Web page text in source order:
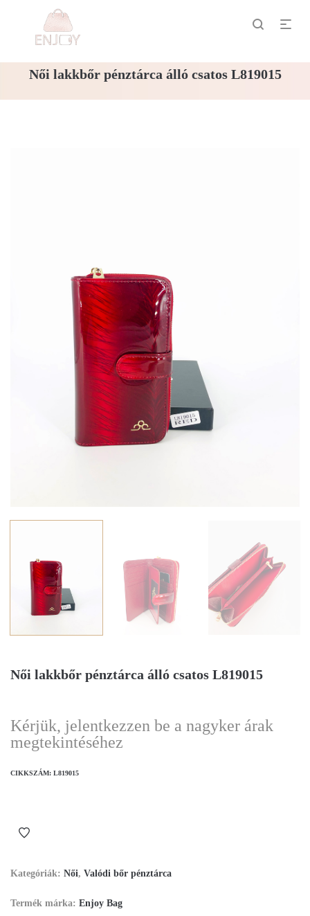
Női lakkbőr pénztárca álló csatos L819015
Női lakkbőr pénztárca álló csatos L819015
Kérjük, jelentkezzen be a nagyker árak
megtekintéséhez
CIKKSZÁM: L819015
Kategóriák: Női, Valódi bőr pénztárca
Termék márka: Enjoy Bag